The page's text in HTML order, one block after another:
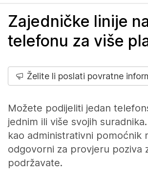
Zajedničke linije
telefonu za više
Želite li poslati povratne
Možete podijeliti jedan
jednim ili više svojih
kao administrativni pomoćnik
odgovorni za provjeru poziva
podržavate.